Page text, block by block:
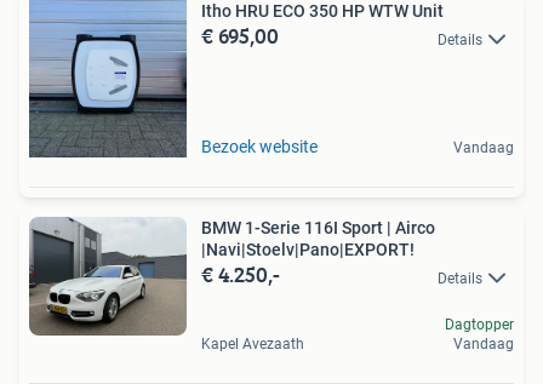
Itho HRU ECO 350 HP WTW Unit
€ 695,00 Details
Bezoek website Vandaag
BMW 1-Serie 116I Sport | Airco
|Navi|Stoelv|Pano|EXPORT!
€ 4.250,- Details
Kapel Avezaath
Dagtopper
Vandaag